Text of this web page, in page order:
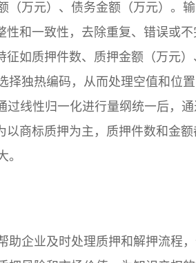
（万元）、债务金额（万元）。
和一致性，去除重复、错误或不
如质押件数、质押金额（万元）
择独热编码，从而处理空值和位
过线性归一化进行量纲统一后，
商标质押为主，质押件数和金额
。
助企业及时处理质押和解押流程